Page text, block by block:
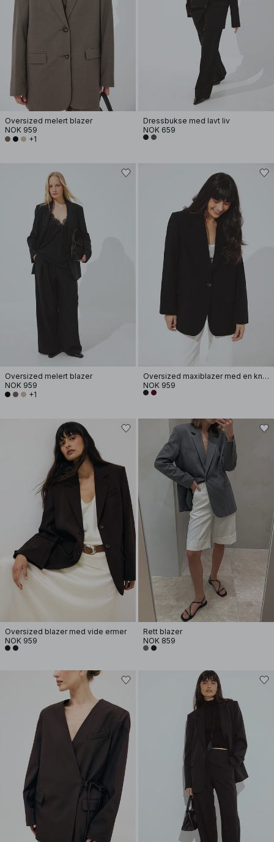
Oversized melert blazer
NOK 959
+1
Dressbukse med lavt liv
NOK 659
Oversized melert blazer
NOK 959
+1
Oversized maxiblazer med en knapp
NOK 959
Oversized blazer med vide ermer
NOK 959
Rett blazer
NOK 859